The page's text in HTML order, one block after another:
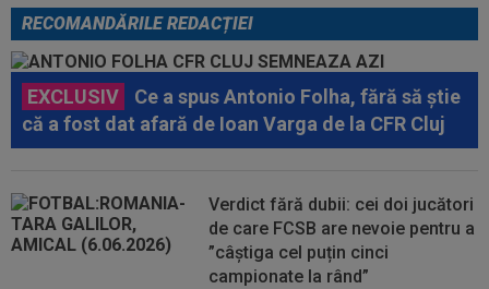
RECOMANDĂRILE REDACȚIEI
EXCLUSIV
Ce a spus Antonio Folha, fără să știe
că a fost dat afară de Ioan Varga de la CFR Cluj
Verdict fără dubii: cei doi jucători
de care FCSB are nevoie pentru a
”câștiga cel puțin cinci
campionate la rând”